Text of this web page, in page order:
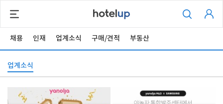
채용 인재 업계소식 구매/견적 부동산
업계소식